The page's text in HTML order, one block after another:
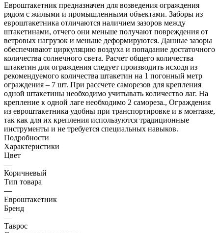
Евроштакетник предназначен для возведения ограждения
рядом с жилыми и промышленными объектами. Заборы из
евроштакетника отличаются наличием зазоров между
штакетинами, отчего они меньше получают повреждения от
ветровых нагрузок и меньше деформируются. Данные зазоры
обеспечивают циркуляцию воздуха и попадание достаточного
количества солнечного света. Расчет общего количества
штакетин для ограждения следует производить исходя из
рекомендуемого количества штакетин на 1 погонный метр
ограждения – 7 шт. При рассчете саморезов для крепления
одной штакетины необходимо учитывать количество лаг. На
крепление к одной лаге необходимо 2 самореза., Ограждения
из евроштакетника удобны при транспортировке и в монтаже,
так как для их крепления используются традиционные
инструменты и не требуется специальных навыков.
Подробности
Характеристики
Цвет
—
Коричневый
Тип товара
—
Евроштакетник
Бренд
—
Таврос